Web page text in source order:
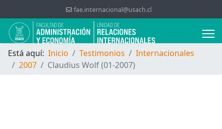
fae.internacional@usach.cl
Está aquí: Inicio Testimonios
Internacionales
2007
Claudius Wolf (01-2007)